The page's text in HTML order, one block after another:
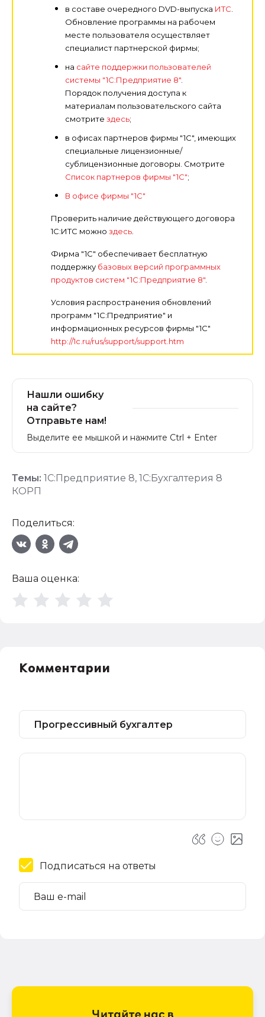
в составе очередного DVD-выпуска ИТС
Обновление программы на рабочем
месте пользователя осуществляет
специалист партнерской фирмы;
на сайте поддержки пользователей
системы "1С:Предприятие 8"
Порядок получения доступа к
материалам пользовательского сайта
смотрите здесь;
в офисах партнеров фирмы "1С", имеющих
специальные лицензионные/
сублицензионные договоры. Смотрите
Список партнеров фирмы "1С";
В офисе фирмы "1С"
Проверить наличие действующего договора
1С:ИТС можно здесь
Фирма "1С" обеспечивает бесплатную
поддержку базовых версий программных
продуктов систем "1С:Предприятие 8"
Условия распространения обновлений
программ "1С:Предприятие" и
информационных ресурсов фирмы "1С"
http://1c.ru/rus/support/support.htm
Нашли ошибку
на сайте?
Отправьте нам!
Выделите ее мышкой и нажмите Ctrl + Enter
Темы: 1С:Предприятие 8, 1С:Бухгалтерия 8
КОРП
Поделиться:
Ваша оценка:
Комментарии
Подписаться на ответы